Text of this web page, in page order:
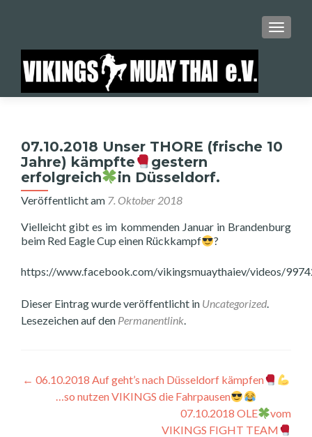
07.10.2018 Unser THORE (frische 10
Jahre) kämpfte
gestern
erfolgreich
in Düsseldorf.
Veröffentlicht am 7. Oktober 2018
Vielleicht gibt es im kommenden Januar in Brandenburg
beim Red Eagle Cup einen Rückkampf
?
https://www.facebook.com/vikingsmuaythaiev/videos/
Dieser Eintrag wurde veröffentlicht in Uncategorized.
Lesezeichen auf den Permanentlink.
Beitragsnavigation
← 06.10.2018 Auf geht’s nach Düsseldorf kämpfen
…so nutzen VIKINGS die Fahrpausen
07.10.2018 OLE
vom
VIKINGS FIGHT TEAM